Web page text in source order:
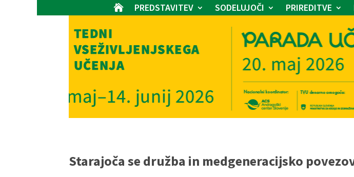
 PREDSTAVITEV SODELUJOČI PRIREDITVE
Starajoča se družba in medgeneracijsko